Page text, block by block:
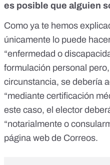
es posible que alguien
Como ya te hemos
únicamente lo puede
“enfermedad o
formulación personal
circunstancia, se debería
“mediante certificación
este caso, el elector
“notarialmente o
página web de Correos.